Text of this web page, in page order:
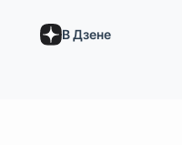
В Дзене